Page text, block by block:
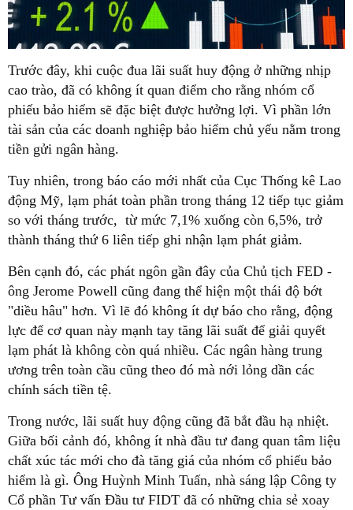
Trước đây, khi cuộc đua lãi suất huy động ở những nhịp
cao trào, đã có không ít quan điểm cho rằng nhóm cổ
phiếu bảo hiểm sẽ đặc biệt được hưởng lợi. Vì phần lớn
tài sản của các doanh nghiệp bảo hiểm chủ yếu nằm trong
tiền gửi ngân hàng.
Tuy nhiên, trong báo cáo mới nhất của Cục Thống kê Lao
động Mỹ, lạm phát toàn phần trong tháng 12 tiếp tục giảm
so với tháng trước, từ mức 7,1% xuống còn 6,5%, trở
thành tháng thứ 6 liên tiếp ghi nhận lạm phát giảm.
Bên cạnh đó, các phát ngôn gần đây của Chủ tịch FED -
ông Jerome Powell cũng đang thể hiện một thái độ bớt
"diều hâu" hơn. Vì lẽ đó không ít dự báo cho rằng, động
lực để cơ quan này mạnh tay tăng lãi suất để giải quyết
lạm phát là không còn quá nhiều. Các ngân hàng trung
ương trên toàn cầu cũng theo đó mà nới lỏng dần các
chính sách tiền tệ.
Trong nước, lãi suất huy động cũng đã bắt đầu hạ nhiệt.
Giữa bối cảnh đó, không ít nhà đầu tư đang quan tâm liệu
chất xúc tác mới cho đà tăng giá của nhóm cổ phiếu bảo
hiểm là gì. Ông Huỳnh Minh Tuấn, nhà sáng lập Công ty
Cổ phần Tư vấn Đầu tư FIDT đã có những chia sẻ xoay